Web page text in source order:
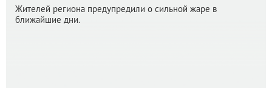
Жителей региона предупредили о сильной жаре в
ближайшие дни.